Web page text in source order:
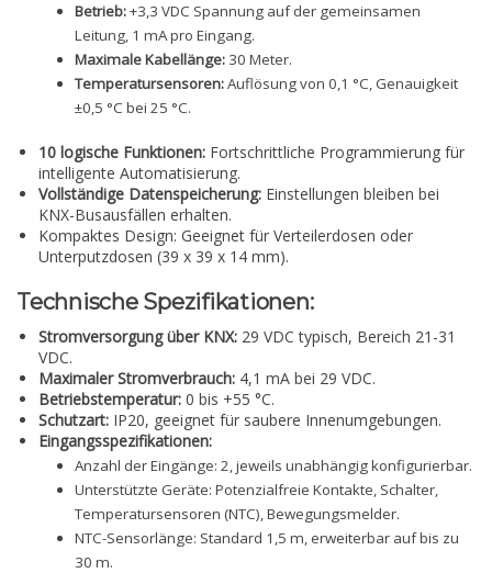
Betrieb:+3,3 VDC Spannung auf der gemeinsamen
Leitung, 1 mA pro Eingang.
Maximale Kabellänge: 30 Meter.
Temperatursensoren:Auflösung von 0,1 °C, Genauigkeit
±0,5 °C bei 25 °C.
10 logische Funktionen: Fortschrittliche Programmierung für
intelligente Automatisierung.
Vollständige Datenspeicherung: Einstellungen bleiben bei
KNX-Busausfällen erhalten.
Kompaktes Design: Geeignet für Verteilerdosen oder
Unterputzdosen (39 x 39 x 14 mm).
Technische Spezifikationen:
Stromversorgung über KNX: 29 VDC typisch, Bereich 21-31
VDC.
Maximaler Stromverbrauch: 4,1 mA bei 29 VDC.
Betriebstemperatur: 0 bis +55 °C.
Schutzart: IP20, geeignet für saubere Innenumgebungen.
Eingangsspezifikationen:
Anzahl der Eingänge: 2, jeweils unabhängig konfigurierbar.
Unterstützte Geräte: Potenzialfreie Kontakte, Schalter,
Temperatursensoren (NTC), Bewegungsmelder.
NTC-Sensorlänge: Standard 1,5 m, erweiterbar auf bis zu
30 m.